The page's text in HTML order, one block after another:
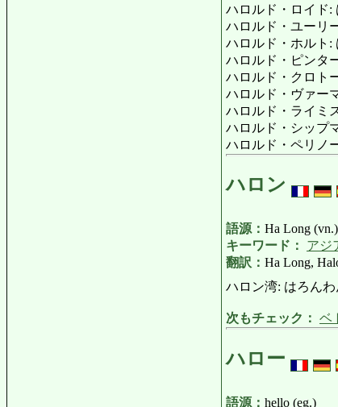
ハロルド・ロイド:
ハロルド・ユーリ
ハロルド・ホルト:
ハロルド・ピンタ
ハロルド・クロト
ハロルド・ヴァー
ハロルド・ライミ
ハロルド・シップ
ハロルド・ペリノ
ハロン
語源： Ha Long (vn.)
キーワード：
アジ
翻訳： Ha Long,
ハロン湾: はろんわ
次もチェック： ベ
ハロー
語源： hello (eg.)